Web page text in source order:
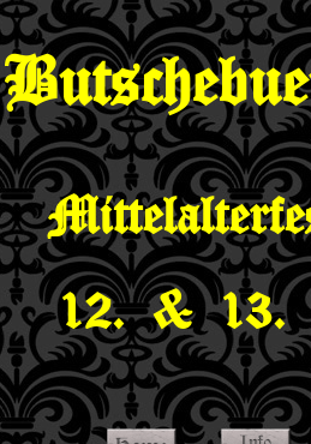
12. & 13.